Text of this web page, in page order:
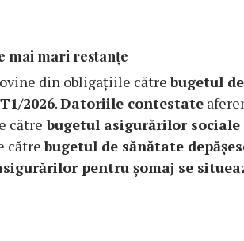
mai mari restanțe
din obligațiile cătrebugetul
2026.Datoriile contestate
către bugetul asigurărilor sociale
cătrebugetul de sănătate
pentru șomaj se